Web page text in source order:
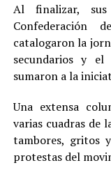
Al finalizar, sus
Confederación
catalogaron la
secundarios y
sumaron a la
Una extensa
varias cuadras de
tambores, gritos
protestas del